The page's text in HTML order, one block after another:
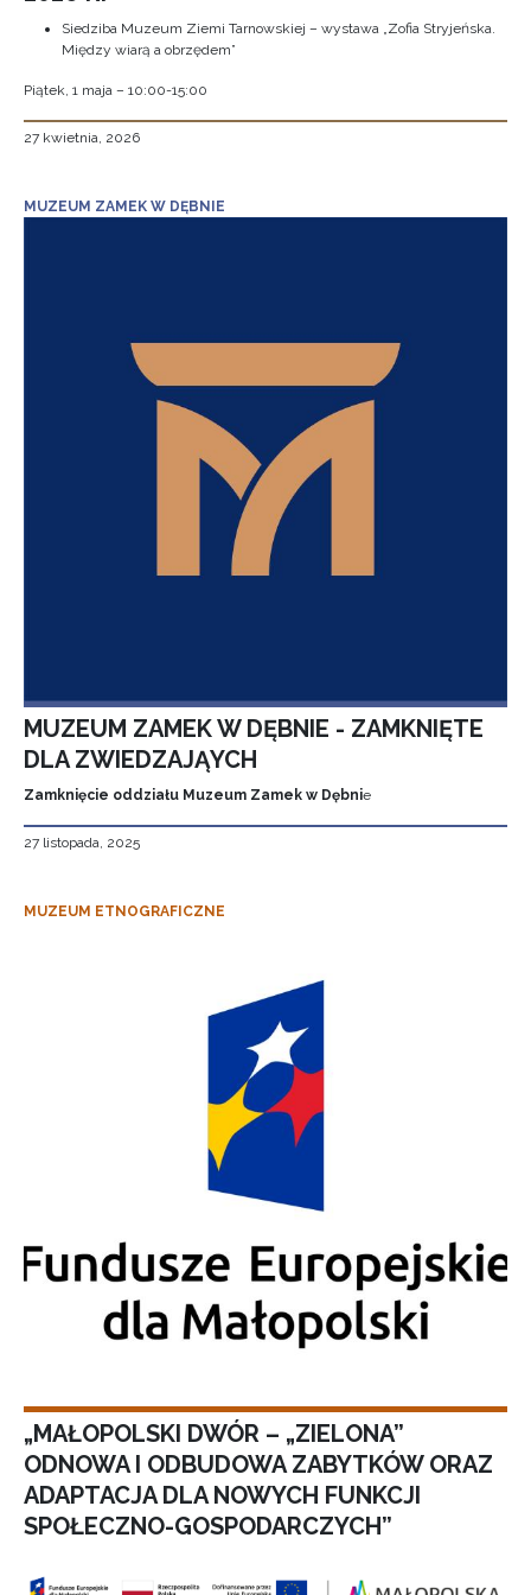
Siedziba Muzeum Ziemi Tarnowskiej – wystawa „Zofia Stryjeńska.
Między wiarą a obrzędem”
Piątek, 1 maja – 10:00-15:00
27 kwietnia, 2026
MUZEUM ZAMEK W DĘBNIE
MUZEUM ZAMEK W DĘBNIE - ZAMKNIĘTE
DLA ZWIEDZAJĄYCH
Zamknięcie oddziału Muzeum Zamek w Dębnie
27 listopada, 2025
MUZEUM ETNOGRAFICZNE
„MAŁOPOLSKI DWÓR – „ZIELONA”
ODNOWA I ODBUDOWA ZABYTKÓW ORAZ
ADAPTACJA DLA NOWYCH FUNKCJI
SPOŁECZNO-GOSPODARCZYCH”